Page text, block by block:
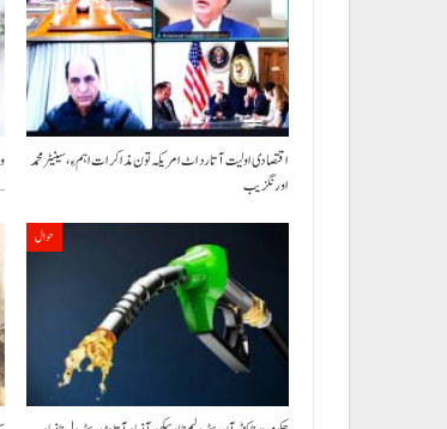
اقتصادی اولیت آتا رد اٹ امریکہ تون مذاکرات اہم ءِ،سینیٹر محمد
اورنگزیب
حوال